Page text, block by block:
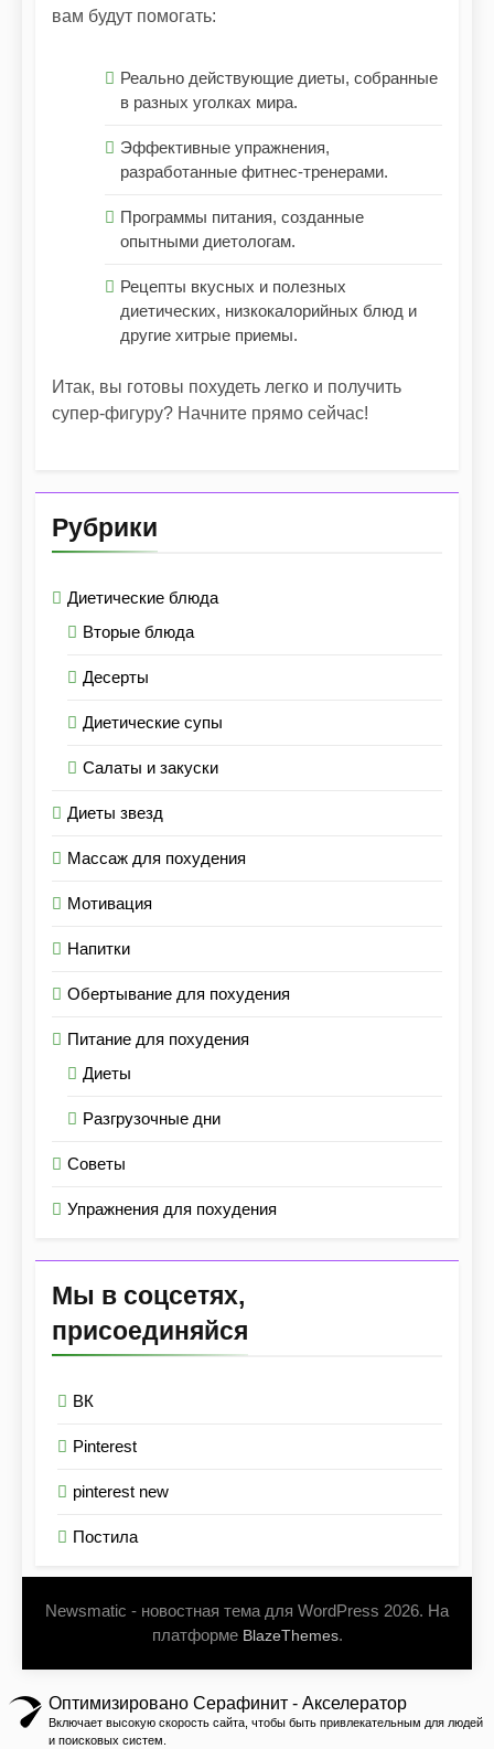
вам будут помогать:
Реально действующие диеты, собранные
в разных уголках мира.
Эффективные упражнения,
разработанные фитнес-тренерами.
Программы питания, созданные
опытными диетологам.
Рецепты вкусных и полезных
диетических, низкокалорийных блюд и
другие хитрые приемы.
Итак, вы готовы похудеть легко и получить
супер-фигуру? Начните прямо сейчас!
Рубрики
Диетические блюда
Вторые блюда
Десерты
Диетические супы
Салаты и закуски
Диеты звезд
Массаж для похудения
Мотивация
Напитки
Обертывание для похудения
Питание для похудения
Диеты
Разгрузочные дни
Советы
Упражнения для похудения
Мы в соцсетях,
присоединяйся
ВК
Pinterest
pinterest new
Постила
Newsmatic - новостная тема для WordPress 2026. На
платформе BlazeThemes.
Оптимизировано Серафинит - Акселератор
Включает высокую скорость сайта, чтобы быть привлекательным для людей
и поисковых систем.